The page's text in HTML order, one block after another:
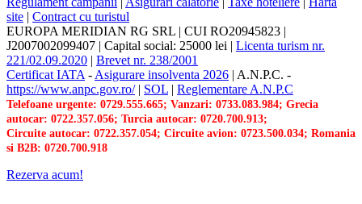
site | Contract cu turistul
EUROPA MERIDIAN RG SRL | CUI RO20945823 |
J2007002099407 | Capital social: 25000 lei | Licenta turism nr.
221/02.09.2020 | Brevet nr. 238/2001
Certificat IATA - Asigurare insolventa 2026 | A.N.P.C. -
https://www.anpc.gov.ro/| SOL | Reglementare A.N.P.C
Telefoane urgente: 0729.555.665; Vanzari: 0733.083.984; Grecia
autocar: 0722.357.056; Turcia autocar: 0720.700.913;
Circuite autocar: 0722.357.054; Circuite avion: 0723.500.034; Romania
si B2B: 0720.700.918
Rezerva acum!